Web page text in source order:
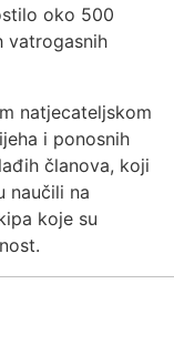
oko 500
vatrogasnih
natjecateljskom
i ponosnih
članova, koji
naučili na
koje su